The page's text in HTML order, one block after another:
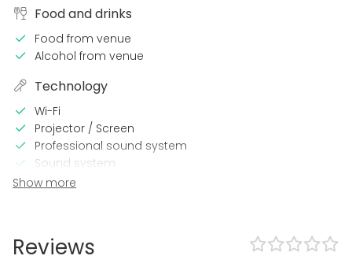
Food and drinks
Food from venue
Alcohol from venue
Technology
Wi-Fi
Projector / Screen
Professional sound system
Sound system
Microphone
In the venue
Show more
Reviews